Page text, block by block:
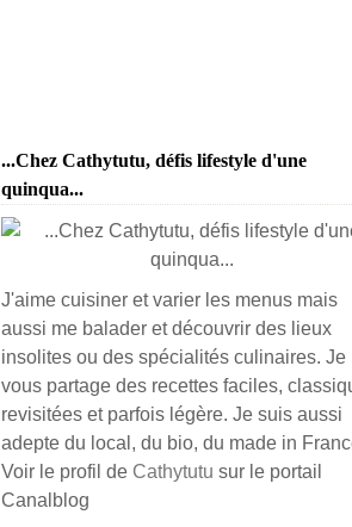
...Chez Cathytutu, défis lifestyle d'une
quinqua...
J'aime cuisiner et varier les menus mais
aussi me balader et découvrir des lieux
insolites ou des spécialités culinaires. Je
vous partage des recettes faciles,
revisitées et parfois légère. Je suis aussi
adepte du local, du bio, du made in
Voir le profil de Cathytutu sur le portail
Canalblog